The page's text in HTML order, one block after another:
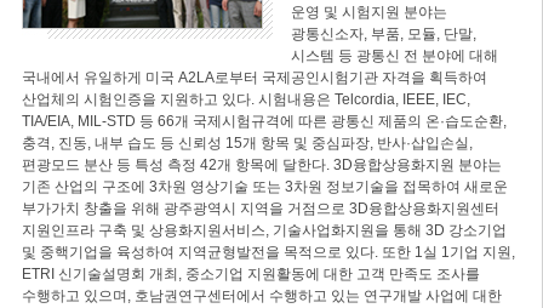
운영 및 시험지원 분야는
광통신소자, 부품, 모듈, 단말,
시스템 등 광통신 전 분야에 대해
국내에서 유일하게 미국 A2LA로부터 국제공인시험기관 자격을 획득하여
산업체의 시험인증을 지원하고 있다. 시험내용은 Telcordia, IEEE, IEC,
TIA/EIA, MIL-STD 등 66개 국제시험규격에 따른 광통신 제품의 온·습도순환,
충격, 진동, 내부 습도 등 신뢰성 15개 항목 및 중심파장, 반사·삽입손실,
편광모드 분산 등 특성 측정 42개 항목에 달한다. 3D융합상용화지원 분야는
기존 산업의 구조에 3차원 영상기술 또는 3차원 정보기술을 접목하여 새로운
부가가치 창출을 위해 광주광역시 지역을 거점으로 3D융합상용화지원센터
지원인프라 구축 및 상용화지원서비스, 기술사업화지원을 통해 3D 강소기업
및 중핵기업을 육성하여 지역균형발전을 목적으로 있다. 또한 1실 1기업 지원,
ETRI 신기술설명회 개최, 중소기업 지원활동에 대한 고객 만족도 조사를
수행하고 있으며, 호남권연구센터에서 수행하고 있는 연구개발 사업에 대한